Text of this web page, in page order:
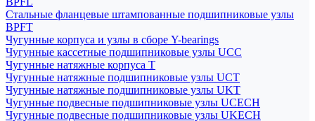
Стальные фланцевые штампованные подшипниковые узлы
BPFT
Чугунные корпуса и узлы в сборе Y-bearings
Чугунные кассетные подшипниковые узлы UCC
Чугунные натяжные корпуса T
Чугунные натяжные подшипниковые узлы UCT
Чугунные натяжные подшипниковые узлы UKT
Чугунные подвесные подшипниковые узлы UCECH
Чугунные подвесные подшипниковые узлы UKECH